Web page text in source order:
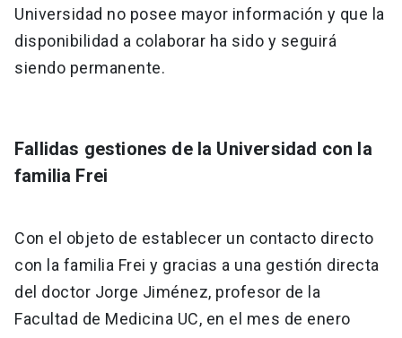
Universidad no posee mayor información y que la
disponibilidad a colaborar ha sido y seguirá
siendo permanente.
Fallidas gestiones de la Universidad con la
familia Frei
Con el objeto de establecer un contacto directo
con la familia Frei y gracias a una gestión directa
del doctor Jorge Jiménez, profesor de la
Facultad de Medicina UC, en el mes de enero